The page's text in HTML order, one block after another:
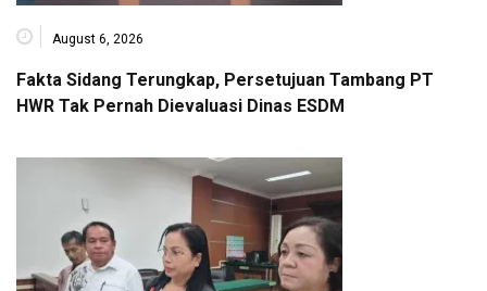
August 6, 2026
Fakta Sidang Terungkap, Persetujuan Tambang PT
HWR Tak Pernah Dievaluasi Dinas ESDM